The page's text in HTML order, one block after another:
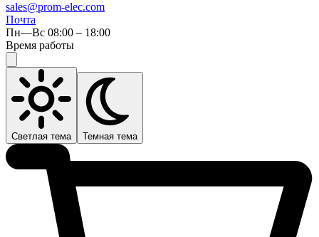
sales@prom-elec.com
Почта
Пн—Вс 08:00 – 18:00
Время работы
Светлая тема Темная тема